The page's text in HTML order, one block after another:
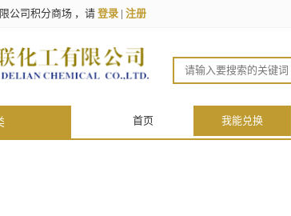
公司积分商场 ，请 登录 | 注册
首页 我能兑换